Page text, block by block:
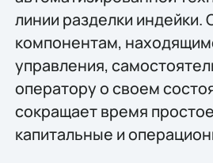
линии разделки индейки.
компонентам,
управления,
оператору о своем
сокращает время
капитальные и